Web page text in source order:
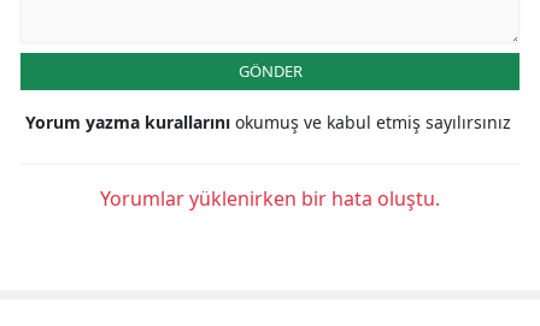
GÖNDER
Yorum yazma kurallarını okumuş ve kabul etmiş sayılırsınız
Yorumlar yüklenirken bir hata oluştu.